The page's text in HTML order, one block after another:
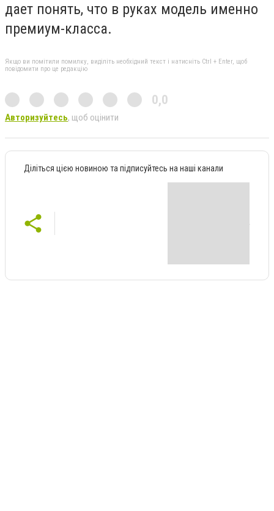
дает понять, что в руках модель именно
премиум-класса.
Якщо ви помітили помилку, виділіть необхідний текст і натисніть Ctrl + Enter, щоб
повідомити про це редакцію
0,0
Авторизуйтесь, щоб оцінити
Діліться цією новиною та підписуйтесь на наші канали